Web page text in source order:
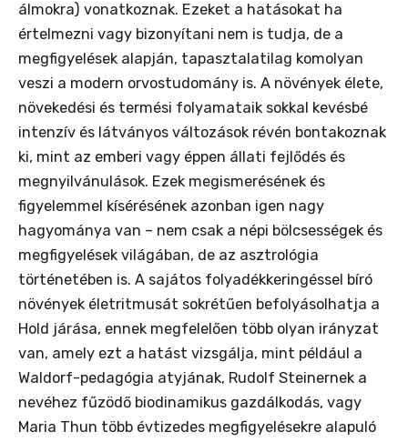
álmokra) vonatkoznak. Ezeket a hatásokat ha
értelmezni vagy bizonyítani nem is tudja, de a
megfigyelések alapján, tapasztalatilag komolyan
veszi a modern orvostudomány is. A növények élete,
növekedési és termési folyamataik sokkal kevésbé
intenzív és látványos változások révén bontakoznak
ki, mint az emberi vagy éppen állati fejlődés és
megnyilvánulások. Ezek megismerésének és
figyelemmel kísérésének azonban igen nagy
hagyománya van – nem csak a népi bölcsességek és
megfigyelések világában, de az asztrológia
történetében is. A sajátos folyadékkeringéssel bíró
növények életritmusát sokrétűen befolyásolhatja a
Hold járása, ennek megfelelően több olyan irányzat
van, amely ezt a hatást vizsgálja, mint például a
Waldorf-pedagógia atyjának, Rudolf Steinernek a
nevéhez fűzödő biodinamikus gazdálkodás, vagy
Maria Thun több évtizedes megfigyelésekre alapuló